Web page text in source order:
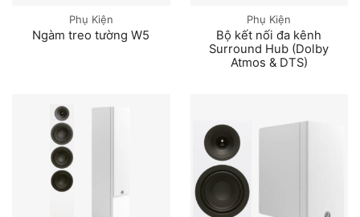
Phụ Kiện
Ngàm treo tường W5
Phụ Kiện
Bộ kết nối đa kênh
Surround Hub (Dolby
Atmos & DTS)